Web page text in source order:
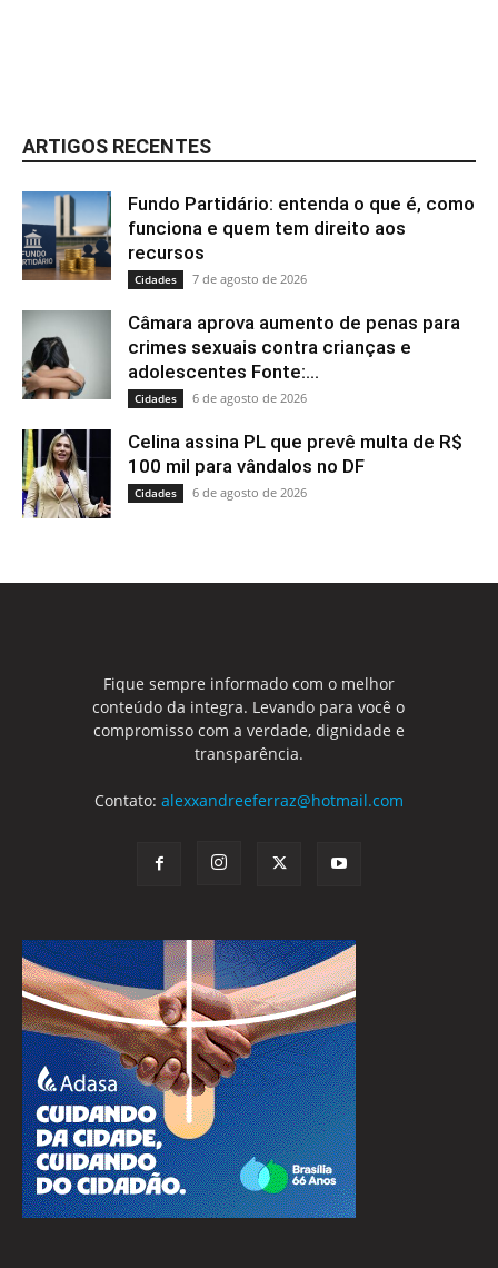
ARTIGOS RECENTES
Fundo Partidário: entenda o que é, como
funciona e quem tem direito aos
recursos
Cidades 7 de agosto de 2026
Câmara aprova aumento de penas para
crimes sexuais contra crianças e
adolescentes Fonte:...
Cidades 6 de agosto de 2026
Celina assina PL que prevê multa de R$
100 mil para vândalos no DF
Cidades 6 de agosto de 2026
Fique sempre informado com o melhor
conteúdo da integra. Levando para você o
compromisso com a verdade, dignidade e
transparência.
Contato: alexxandreeferraz@hotmail.com